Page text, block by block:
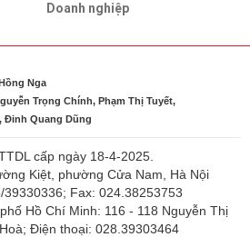
Doanh nghiệp
Nga
Trọng Chính, Phạm Thị Tuyết,
Đinh Quang Dũng
cấp ngày 18-4-2025.
Kiệt, phường Cửa Nam, Hà Nội
Fax: 024.38253753
Hồ Chí Minh: 116 - 118 Nguyễn Thị
Điện thoại: 028.39303464